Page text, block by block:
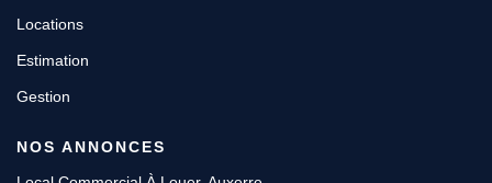
Locations
Estimation
Gestion
NOS ANNONCES